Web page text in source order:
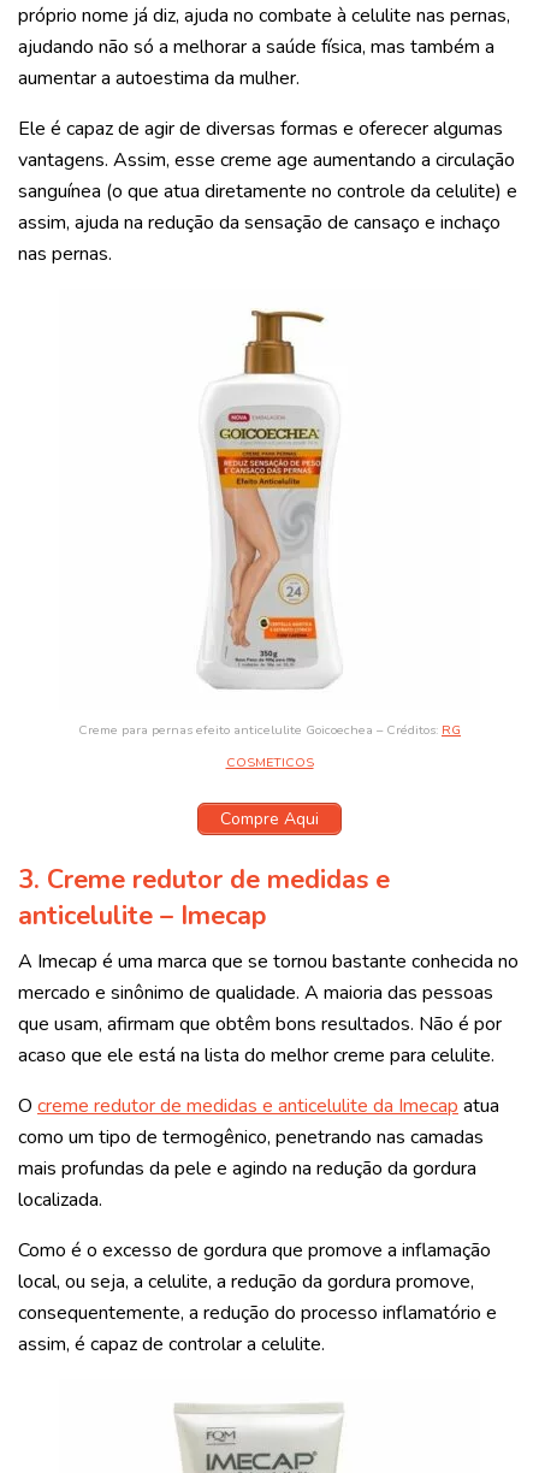
próprio nome já diz, ajuda no combate à celulite nas pernas,
ajudando não só a melhorar a saúde física, mas também a
aumentar a autoestima da mulher.
Ele é capaz de agir de diversas formas e oferecer algumas
vantagens. Assim, esse creme age aumentando a circulação
sanguínea (o que atua diretamente no controle da celulite) e
assim, ajuda na redução da sensação de cansaço e inchaço
nas pernas.
Creme para pernas efeito anticelulite Goicoechea – Créditos: RG
COSMETICOS
Compre Aqui
3. Creme redutor de medidas e
anticelulite – Imecap
A Imecap é uma marca que se tornou bastante conhecida no
mercado e sinônimo de qualidade. A maioria das pessoas
que usam, afirmam que obtêm bons resultados. Não é por
acaso que ele está na lista do melhor creme para celulite.
O creme redutor de medidas e anticelulite da Imecap atua
como um tipo de termogênico, penetrando nas camadas
mais profundas da pele e agindo na redução da gordura
localizada.
Como é o excesso de gordura que promove a inflamação
local, ou seja, a celulite, a redução da gordura promove,
consequentemente, a redução do processo inflamatório e
assim, é capaz de controlar a celulite.